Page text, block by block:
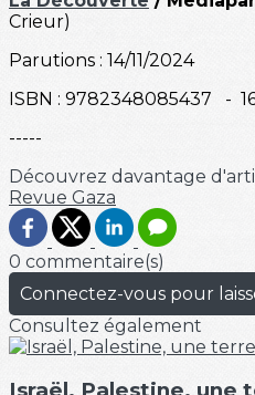
Crieur)
Parutions : 14/11/2024
ISBN : 9782348085437 -
-----
Découvrez davantage
Revue Gaza
0 commentaire(s)
Connectez-vous pour
Consultez également